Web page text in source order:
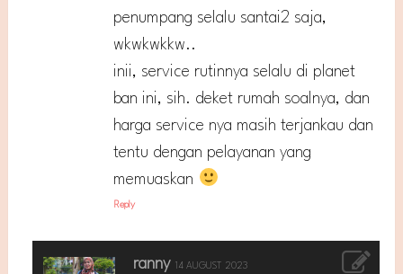
penumpang selalu santai2 saja,
wkwkwkkw..
inii, service rutinnya selalu di planet
ban ini, sih. deket rumah soalnya, dan
harga service nya masih terjankau dan
tentu dengan pelayanan yang
memuaskan
Reply
ranny 14 AUGUST 2023